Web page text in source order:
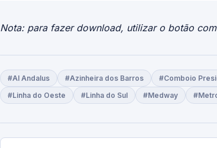
Nota: para fazer download, utilizar o botão
#Al Andalus #Azinheira dos Barros #Comboio
#Linha do Oeste
#Linha do Sul #Medway